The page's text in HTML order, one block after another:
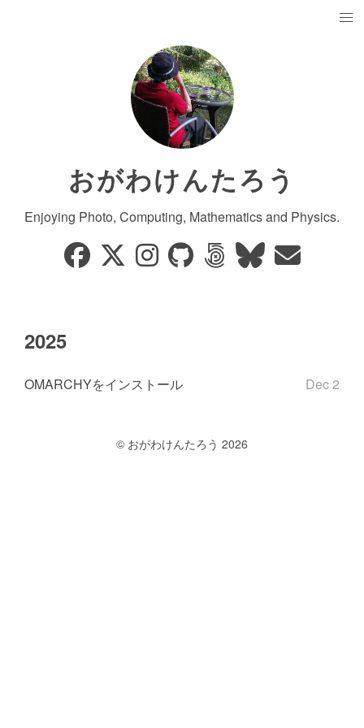
おがわけんたろう
Enjoying Photo, Computing, Mathematics and Physics.
2025
OMARCHYをインストール Dec 2
© おがわけんたろう 2026